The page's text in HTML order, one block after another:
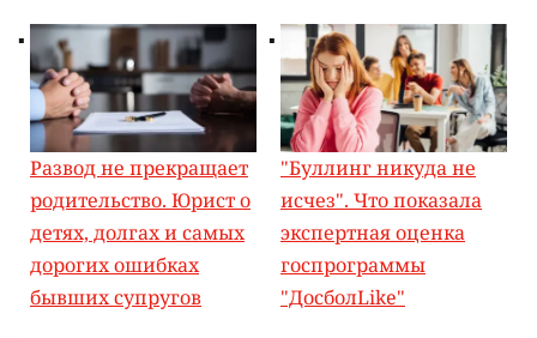
Развод не прекращает
родительство. Юрист о
детях, долгах и самых
дорогих ошибках
бывших супругов
"Буллинг никуда не
исчез". Что показала
экспертная оценка
госпрограммы
"ДосболLike"